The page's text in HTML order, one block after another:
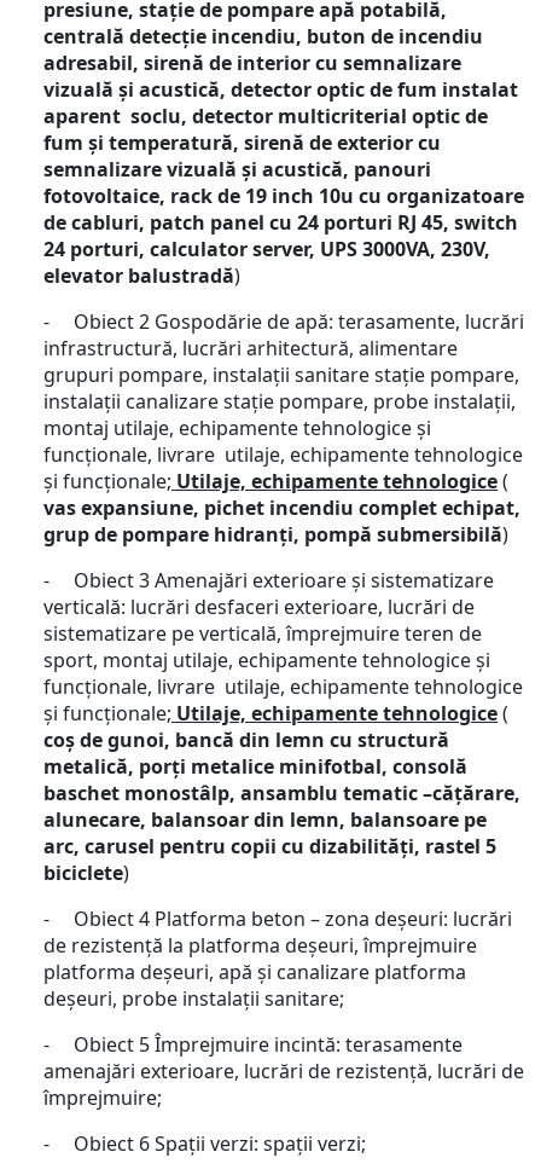
presiune, stație de pompare apă potabilă,
centrală detecție incendiu, buton de incendiu
adresabil, sirenă de interior cu semnalizare
vizuală și acustică, detector optic de fum instalat
aparent soclu, detector multicriterial optic de
fum și temperatură, sirenă de exterior cu
semnalizare vizuală și acustică, panouri
fotovoltaice, rack de 19 inch 10u cu organizatoare
de cabluri, patch panel cu 24 porturi RJ 45, switch
24 porturi, calculator server, UPS 3000VA, 230V,
elevator balustradă)
- Obiect 2 Gospodărie de apă: terasamente, lucrări
infrastructură, lucrări arhitectură, alimentare
grupuri pompare, instalații sanitare stație pompare,
instalații canalizare stație pompare, probe instalații,
montaj utilaje, echipamente tehnologice și
funcționale, livrare utilaje, echipamente tehnologice
și funcționale; Utilaje, echipamente tehnologice(
vas expansiune, pichet incendiu complet echipat,
grup de pompare hidranți, pompă submersibilă)
- Obiect 3 Amenajări exterioare și sistematizare
verticală: lucrări desfaceri exterioare, lucrări de
sistematizare pe verticală, împrejmuire teren de
sport, montaj utilaje, echipamente tehnologice și
funcționale, livrare utilaje, echipamente tehnologice
și funcționale; Utilaje, echipamente tehnologice(
coș de gunoi, bancă din lemn cu structură
metalică, porți metalice minifotbal, consolă
baschet monostâlp, ansamblu tematic –cățărare,
alunecare, balansoar din lemn, balansoare pe
arc, carusel pentru copii cu dizabilități, rastel 5
biciclete)
- Obiect 4 Platforma beton – zona deșeuri: lucrări
de rezistență la platforma deșeuri, împrejmuire
platforma deșeuri, apă și canalizare platforma
deșeuri, probe instalații sanitare;
- Obiect 5 Împrejmuire incintă: terasamente
amenajări exterioare, lucrări de rezistență, lucrări de
împrejmuire;
- Obiect 6 Spații verzi: spații verzi;